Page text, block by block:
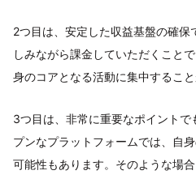
2つ目は、安定した収益基盤の確
しみながら課金していただくこと
身のコアとなる活動に集中すること
3つ目は、非常に重要なポイント
プンなプラットフォームでは、自
可能性もあります。そのような場